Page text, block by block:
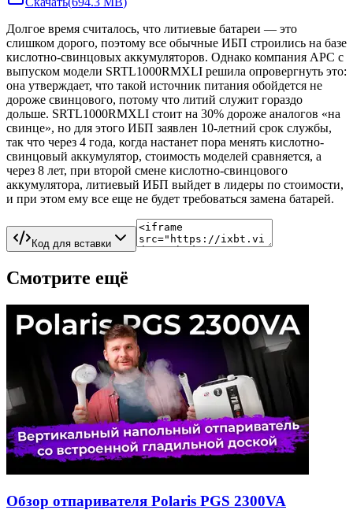
Долгое время считалось, что литиевые батареи — это
слишком дорого, поэтому все обычные ИБП строились на базе
кислотно-свинцовых аккумуляторов. Однако компания APC с
выпуском модели SRTL1000RMXLI решила опровергнуть это:
она утверждает, что такой источник питания обойдется не
дороже свинцового, потому что литий служит гораздо
дольше. SRTL1000RMXLI стоит на 30% дороже аналогов «на
свинце», но для этого ИБП заявлен 10-летний срок службы,
так что через 4 года, когда настанет пора менять кислотно-
свинцовый аккумулятор, стоимость моделей сравняется, а
через 8 лет, при второй смене кислотно-свинцового
аккумулятора, литиевый ИБП выйдет в лидеры по стоимости,
и при этом ему все еще не будет требоваться замена батарей.
Код для вставки
Смотрите ещё
Обзор отпаривателя Polaris PGS 2300VA